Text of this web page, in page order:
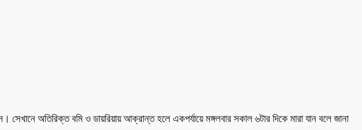
অতিরিক্ত বমি ও ডায়রিয়ায় আক্রান্ত হলে একপর্যায়ে মঙ্গলবার সকাল ৬টার দিকে মারা যান বলে জানা